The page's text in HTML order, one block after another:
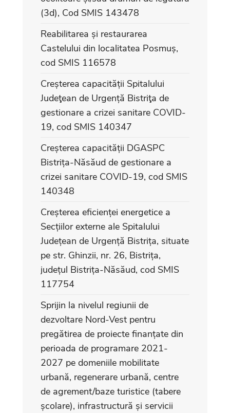
(3d), Cod SMIS 143478
Reabilitarea și restaurarea
Castelului din localitatea Posmuș,
cod SMIS 116578
Creșterea capacității Spitalului
Judeţean de Urgență Bistriţa de
gestionare a crizei sanitare COVID-
19, cod SMIS 140347
Creșterea capacității DGASPC
Bistrița-Năsăud de gestionare a
crizei sanitare COVID-19, cod SMIS
140348
Creșterea eficienței energetice a
Secțiilor externe ale Spitalului
Județean de Urgență Bistrița, situate
pe str. Ghinzii, nr. 26, Bistrița,
județul Bistrița-Năsăud, cod SMIS
117754
Sprijin la nivelul regiunii de
dezvoltare Nord-Vest pentru
pregătirea de proiecte finanțate din
perioada de programare 2021-
2027 pe domeniile mobilitate
urbană, regenerare urbană, centre
de agrement/baze turistice (tabere
școlare), infrastructură și servicii